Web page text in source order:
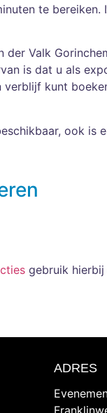
te bereiken.
der Valk
is dat u als
verblijf kunt
ook is
gebruik hierbij
ADRES